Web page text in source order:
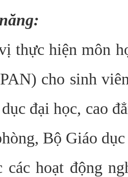
thực hiện môn
cho sinh
đại học, cao
Bộ Giáo
các hoạt động